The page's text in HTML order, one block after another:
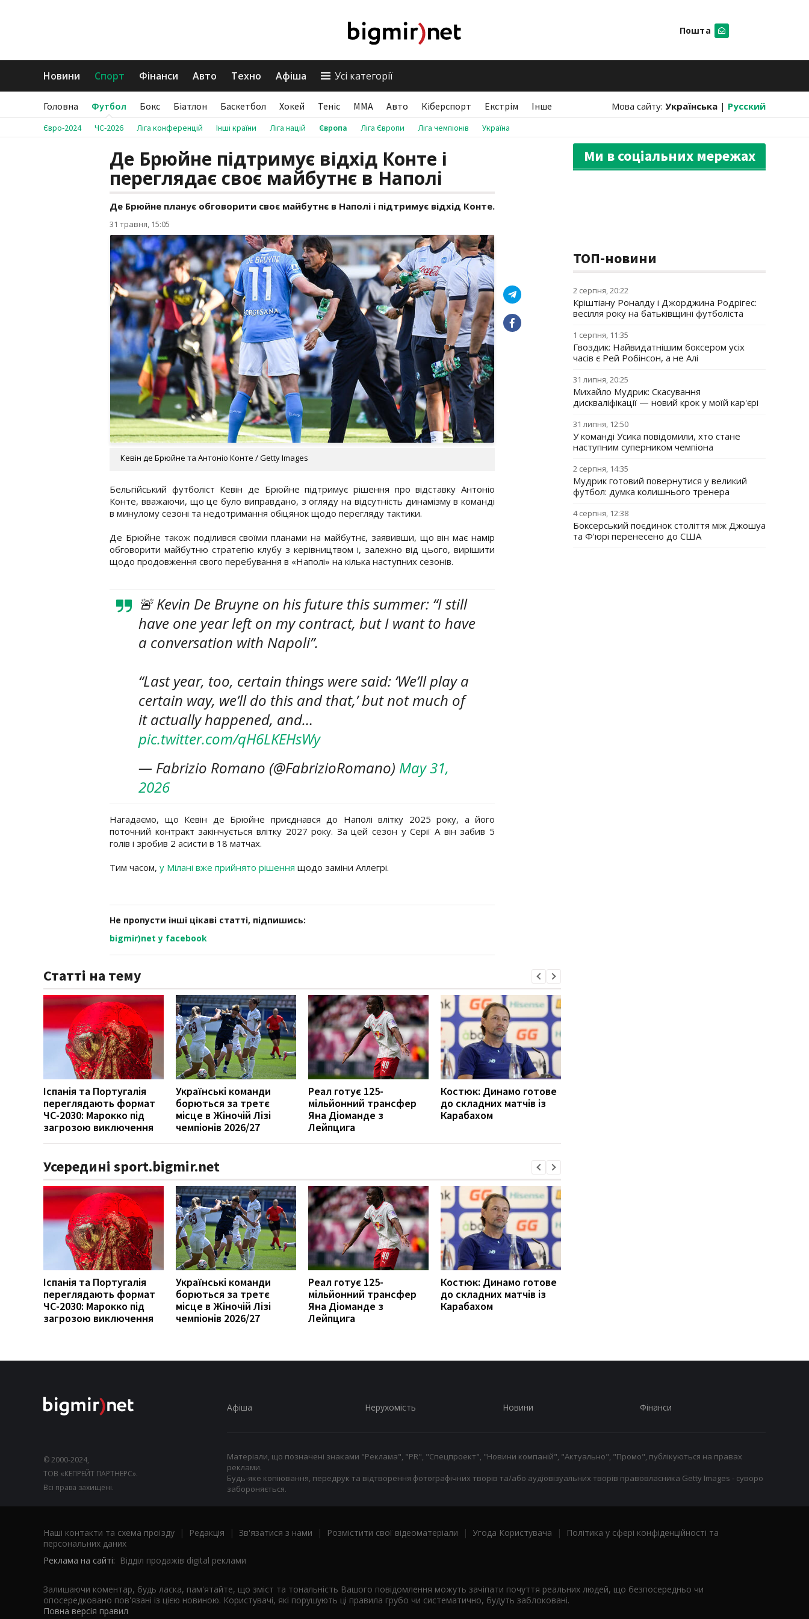
Пошта
Новини Спорт Фінанси Авто Техно Афіша Усі категорії
Головна Футбол Бокс Біатлон Баскетбол Хокей Теніс ММА Авто Кіберспорт Екстрім Інше Мова сайту: Українська | Русский
Євро-2024 ЧС-2026 Ліга конференцій Інші країни Ліга націй Європа Ліга Європи Ліга чемпіонів Україна
Де Брюйне підтримує відхід Конте і
переглядає своє майбутнє в Наполі
Де Брюйне планує обговорити своє майбутнє в Наполі і підтримує відхід Конте.
31 травня, 15:05
Кевін де Брюйне та Антоніо Конте / Getty Images
Бельгійський футболіст Кевін де Брюйне підтримує рішення про відставку Антоніо
Конте, вважаючи, що це було виправдано, з огляду на відсутність динамізму в команді
в минулому сезоні та недотримання обіцянок щодо перегляду тактики.
Де Брюйне також поділився своїми планами на майбутнє, заявивши, що він має намір
обговорити майбутню стратегію клубу з керівництвом і, залежно від цього, вирішити
щодо продовження свого перебування в «Наполі» на кілька наступних сезонів.
🚨 Kevin De Bruyne on his future this summer: “I still
have one year left on my contract, but I want to have
a conversation with Napoli”.
“Last year, too, certain things were said: ‘We’ll play a
certain way, we’ll do this and that,’ but not much of
it actually happened, and…
pic.twitter.com/qH6LKEHsWy
— Fabrizio Romano (@FabrizioRomano) May 31,
2026
Нагадаємо, що Кевін де Брюйне приєднався до Наполі влітку 2025 року, а його
поточний контракт закінчується влітку 2027 року. За цей сезон у Серії А він забив 5
голів і зробив 2 асисти в 18 матчах.
Тим часом, у Мілані вже прийнято рішення щодо заміни Аллегрі.
Не пропусти інші цікаві статті, підпишись:
bigmir)net у facebook
Статті на тему
Іспанія та Португалія
переглядають формат
ЧС-2030: Марокко під
загрозою виключення
Українські команди
борються за третє
місце в Жіночій Лізі
чемпіонів 2026/27
Реал готує 125-
мільйонний трансфер
Яна Діоманде з
Лейпцига
Костюк: Динамо готове
до складних матчів із
Карабахом
Усередині sport.bigmir.net
Іспанія та Португалія
переглядають формат
ЧС-2030: Марокко під
загрозою виключення
Українські команди
борються за третє
місце в Жіночій Лізі
чемпіонів 2026/27
Реал готує 125-
мільйонний трансфер
Яна Діоманде з
Лейпцига
Костюк: Динамо готове
до складних матчів із
Карабахом
Ми в соціальних мережах
ТОП-новини
2 серпня, 20:22
Кріштіану Роналду і Джорджина Родрігес:
весілля року на батьківщині футболіста
1 серпня, 11:35
Гвоздик: Найвидатнішим боксером усіх
часів є Рей Робінсон, а не Алі
31 липня, 20:25
Михайло Мудрик: Скасування
дискваліфікації — новий крок у моїй кар'єрі
31 липня, 12:50
У команді Усика повідомили, хто стане
наступним суперником чемпіона
2 серпня, 14:35
Мудрик готовий повернутися у великий
футбол: думка колишнього тренера
4 серпня, 12:38
Боксерський поєдинок століття між Джошуа
та Ф'юрі перенесено до США
© 2000-2024,
ТОВ «КЕПРЕЙТ ПАРТНЕРС».
Всі права захищені.
Афіша Нерухомість Новини Фінанси
Матеріали, що позначені знаками "Реклама", "PR", "Спецпроект", "Новини компаній", "Актуально", "Промо", публікуються на правах
реклами.
Будь-яке копіювання, передрук та відтворення фотографічних творів та/або аудіовізуальних творів правовласника Getty Images - суворо
забороняється.
Наші контакти та схема проїзду | Редакція | Зв'язатися з нами | Розмістити свої відеоматеріали | Угода Користувача |
Політика у сфері конфіденційності та
персональних даних
Реклама на сайті: Відділ продажів digital реклами
Залишаючи коментар, будь ласка, пам'ятайте, що зміст та тональність Вашого повідомлення можуть зачіпати почуття реальних людей, що безпосередньо чи
опосередковано пов'язані із цією новиною. Користувачі, які порушують ці правила грубо чи систематично, будуть заблоковані.
Повна версія правил